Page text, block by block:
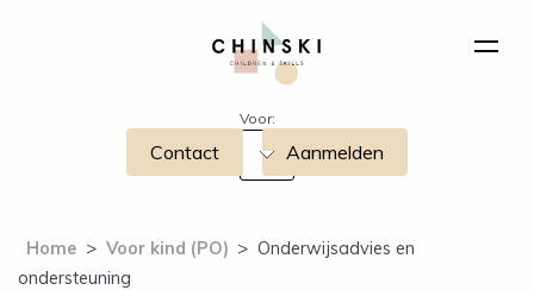
Voor:
Contact Aanmelden
Home > Voor kind (PO) > Onderwijsadvies en
ondersteuning